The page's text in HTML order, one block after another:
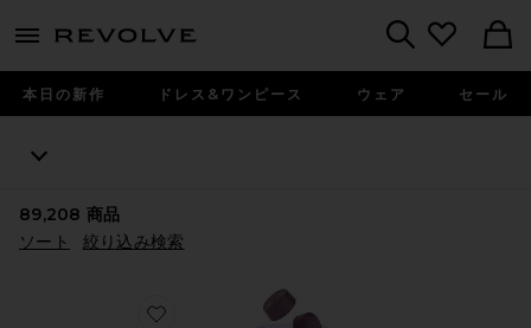
menu - shows more content
本日の新作 ドレス&ワンピース ウェア セール
89,208 商品
ソート
絞り込み検索